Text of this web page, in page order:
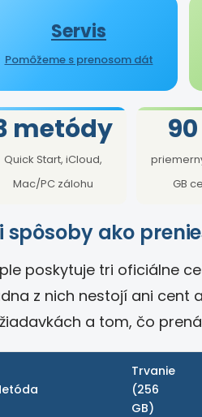
Servis
Pomôžeme s prenosom dát
metódy
Quick Start, iCloud,
Mac/PC zálohu
GB
spôsoby ako
poskytuje tri oficiálne
z nich nestojí ani cent
a tom, čo
Trvanie
(256
GB)